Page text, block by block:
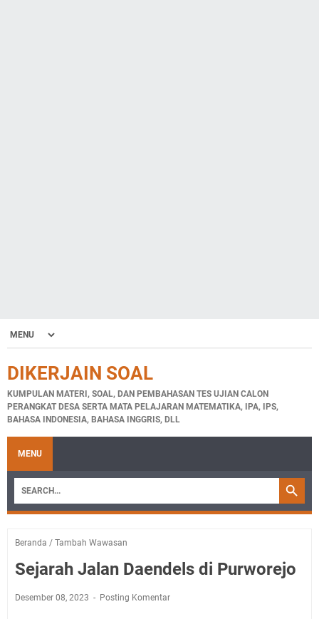
DIKERJAIN SOAL
KUMPULAN MATERI, SOAL, DAN PEMBAHASAN TES UJIAN CALON
PERANGKAT DESA SERTA MATA PELAJARAN MATEMATIKA, IPA, IPS,
BAHASA INDONESIA, BAHASA INGGRIS, DLL
MENU
Beranda / Tambah Wawasan
Sejarah Jalan Daendels di Purworejo
Desember 08, 2023 Posting Komentar